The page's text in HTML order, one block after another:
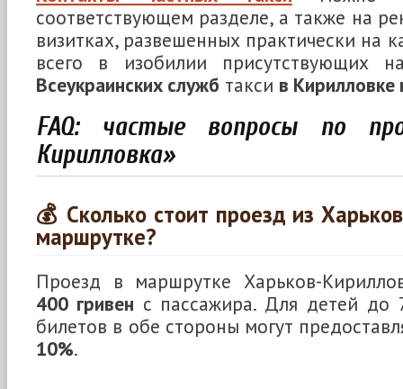
соответствующем разделе, а также на
визитках, развешенных практически на
всего в изобилии присутствующих
Всеукраинских служб такси в Кирилловке
FAQ: частые вопросы по
Кирилловка»
💰 Сколько стоит проезд из
маршрутке?
Проезд в маршрутке Харьков-
400 гривен с пассажира. Для детей до
билетов в обе стороны могут
10%.